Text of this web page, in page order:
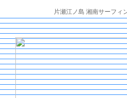
片瀬江ノ島 湘南サーフィ